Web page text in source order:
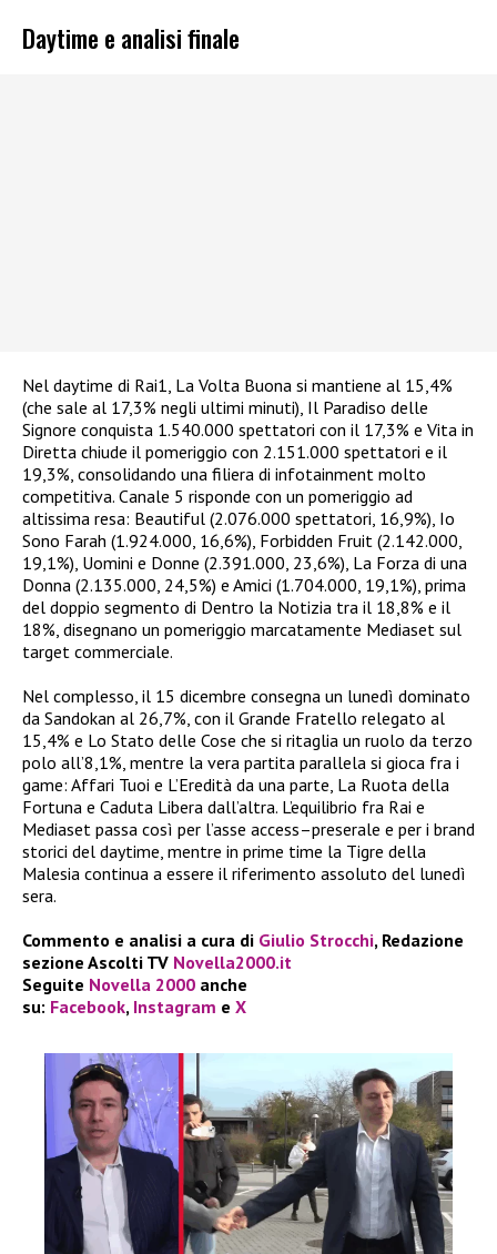
Daytime e analisi finale
Nel daytime di Rai1, La Volta Buona si mantiene al 15,4%
(che sale al 17,3% negli ultimi minuti), Il Paradiso delle
Signore conquista 1.540.000 spettatori con il 17,3% e Vita in
Diretta chiude il pomeriggio con 2.151.000 spettatori e il
19,3%, consolidando una filiera di infotainment molto
competitiva. Canale 5 risponde con un pomeriggio ad
altissima resa: Beautiful (2.076.000 spettatori, 16,9%), Io
Sono Farah (1.924.000, 16,6%), Forbidden Fruit (2.142.000,
19,1%), Uomini e Donne (2.391.000, 23,6%), La Forza di una
Donna (2.135.000, 24,5%) e Amici (1.704.000, 19,1%), prima
del doppio segmento di Dentro la Notizia tra il 18,8% e il
18%, disegnano un pomeriggio marcatamente Mediaset sul
target commerciale.​
Nel complesso, il 15 dicembre consegna un lunedì dominato
da Sandokan al 26,7%, con il Grande Fratello relegato al
15,4% e Lo Stato delle Cose che si ritaglia un ruolo da terzo
polo all’8,1%, mentre la vera partita parallela si gioca fra i
game: Affari Tuoi e L’Eredità da una parte, La Ruota della
Fortuna e Caduta Libera dall’altra. L’equilibrio fra Rai e
Mediaset passa così per l’asse access–preserale e per i brand
storici del daytime, mentre in prime time la Tigre della
Malesia continua a essere il riferimento assoluto del lunedì
sera.
Commento e analisi a cura di Giulio Strocchi, Redazione
sezione Ascolti TV Novella2000.it
Seguite Novella 2000 anche
su: Facebook, Instagram e X